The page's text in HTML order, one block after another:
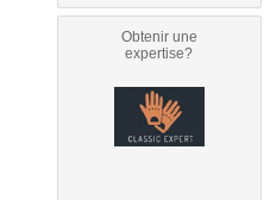
Obtenir une
expertise?